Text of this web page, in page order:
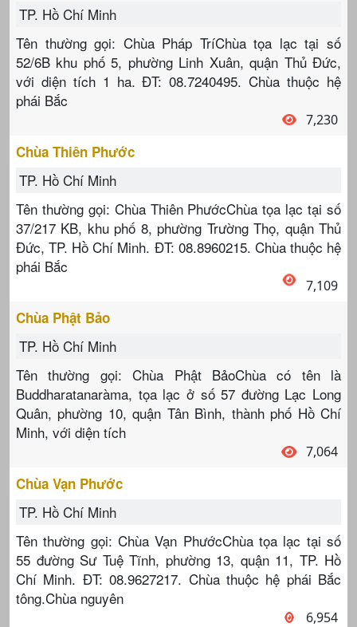
TP. Hồ Chí Minh
Tên thường gọi: Chùa Pháp TríChùa tọa lạc tại số
52/6B khu phố 5, phường Linh Xuân, quận Thủ Đức,
với diện tích 1 ha. ĐT: 08.7240495. Chùa thuộc hệ
phái Bắc
7,230
Chùa Thiên Phước
TP. Hồ Chí Minh
Tên thường gọi: Chùa Thiên PhướcChùa tọa lạc tại số
37/217 KB, khu phố 8, phường Trường Thọ, quận Thủ
Đức, TP. Hồ Chí Minh. ĐT: 08.8960215. Chùa thuộc hệ
phái Bắc
7,109
Chùa Phật Bảo
TP. Hồ Chí Minh
Tên thường gọi: Chùa Phật BảoChùa có tên là
Buddharatanaràma, tọa lạc ở số 57 đường Lạc Long
Quân, phường 10, quận Tân Bình, thành phố Hồ Chí
Minh, với diện tích
7,064
Chùa Vạn Phước
TP. Hồ Chí Minh
Tên thường gọi: Chùa Vạn PhướcChùa tọa lạc tại số
55 đường Sư Tuệ Tĩnh, phường 13, quận 11, TP. Hồ
Chí Minh. ĐT: 08.9627217. Chùa thuộc hệ phái Bắc
tông.Chùa nguyên
6,954